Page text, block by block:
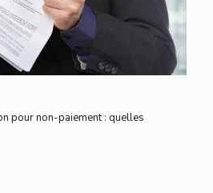
pour non-paiement : quelles